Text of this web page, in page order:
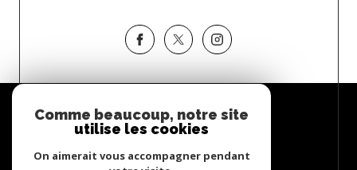
PROPRIÉTAIRE
Comme beaucoup, notre site
utilise les cookies
On aimerait vous accompagner pendant